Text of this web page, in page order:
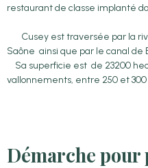
restaurant de classe implanté
Cusey est traversée par la
Saône ainsi que par le canal de
Sa superficie est de 23200
vallonnements, entre 250 et
Démarche